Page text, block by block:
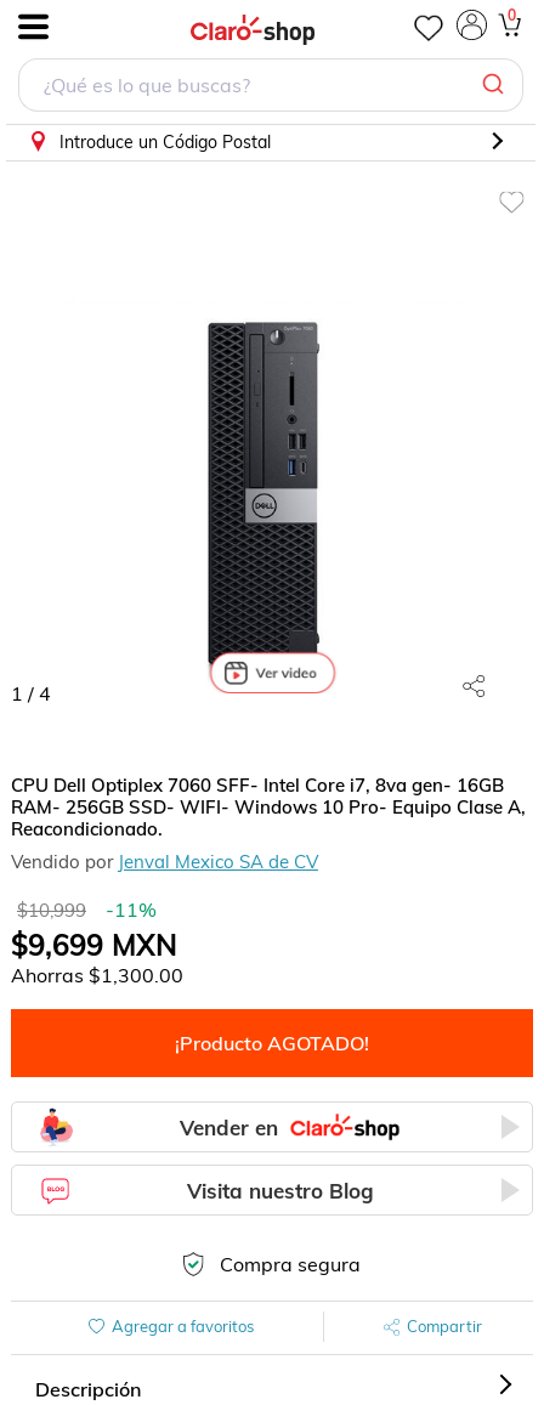
0
Introduce un Código Postal
1 / 4
CPU Dell Optiplex 7060 SFF- Intel Core i7, 8va gen- 16GB
RAM- 256GB SSD- WIFI- Windows 10 Pro- Equipo Clase A,
Reacondicionado.
Vendido por Jenval Mexico SA de CV
$10,999 -11%
$9,699MXN
Ahorras $1,300.00
¡Producto AGOTADO!
Vender en
Visita nuestro Blog
Compra segura
Agregar a favoritos Compartir
Descripción